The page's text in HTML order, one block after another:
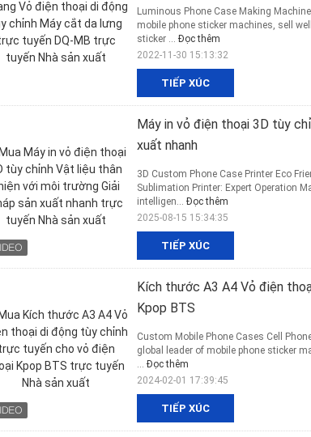
TIẾP XÚC
Luminous Phone Case Making
mobile phone sticker machines, sell
sticker ... Đọc thêm
2022-11-30 15:13:32
Máy in vỏ điện thoại 3D tùy
xuất nhanh
TIẾP XÚC
3D Custom Phone Case Printer Eco
Sublimation Printer: Expert Operation
intelligen... Đọc thêm
2025-08-15 15:34:35
Kích thước A3 A4 Vỏ điện
Kpop BTS
TIẾP XÚC
Custom Mobile Phone Cases Cell
global leader of mobile phone sticker
... Đọc thêm
2024-02-01 17:39:45